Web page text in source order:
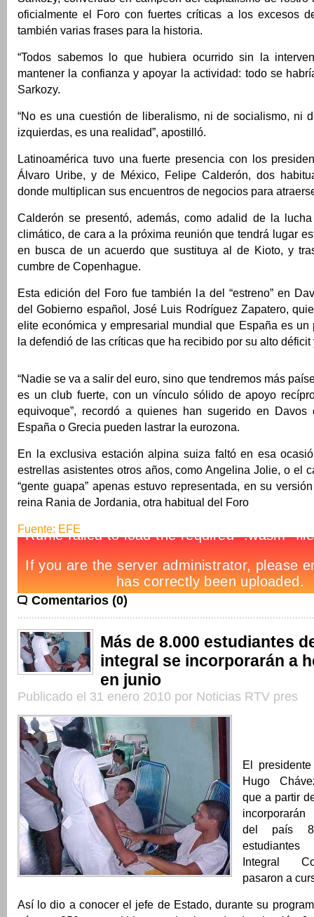
oficialmente el Foro con fuertes críticas a los excesos
también varias frases para la historia.
“Todos sabemos lo que hubiera ocurrido sin la
mantener la confianza y apoyar la actividad: todo se
Sarkozy.
“No es una cuestión de liberalismo, ni de socialismo, ni
izquierdas, es una realidad”, apostilló.
Latinoamérica tuvo una fuerte presencia con los
Álvaro Uribe, y de México, Felipe Calderón, dos
donde multiplican sus encuentros de negocios para
Calderón se presentó, además, como adalid de la
climático, de cara a la próxima reunión que tendrá lugar
en busca de un acuerdo que sustituya al de Kioto, y
cumbre de Copenhague.
Esta edición del Foro fue también la del “estreno” en
del Gobierno español, José Luis Rodríguez Zapatero,
elite económica y empresarial mundial que España es un
la defendió de las críticas que ha recibido por su alto déficit
“Nadie se va a salir del euro, sino que tendremos más
es un club fuerte, con un vínculo sólido de apoyo
equivoque”, recordó a quienes han sugerido en Davos
España o Grecia pueden lastrar la eurozona.
En la exclusiva estación alpina suiza faltó en esa
estrellas asistentes otros años, como Angelina Jolie, o el
“gente guapa” apenas estuvo representada, en su
reina Rania de Jordania, otra habitual del Foro
Fuente: EFE
Comentarios (0)
Más de 8.000 estudiantes
integral se incorporarán a
en junio
Publicado el 31 enero 2010 por Noticias RTV pres
El
Hugo
que a partir
del país
Integral
pasaron a
Así lo dio a conocer el jefe de Estado, durante su